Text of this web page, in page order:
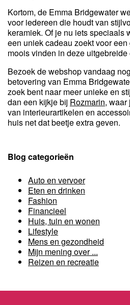
Kortom, de Emma Bridgewater
voor iedereen die houdt van
keramiek. Of je nu iets speciaals
een uniek cadeau zoekt voor
moois vinden in deze
Bezoek de webshop vandaag
betovering van Emma
zoek bent naar meer unieke en
dan een kijkje bij Rozmarin, waar
van interieurartikelen en
huis net dat beetje extra geven.
Blog categorieën
Auto en vervoer
Eten en drinken
Fashion
Financieel
Huis, tuin en wonen
Lifestyle
Mens en gezondheid
Mijn mening over ...
Reizen en recreatie